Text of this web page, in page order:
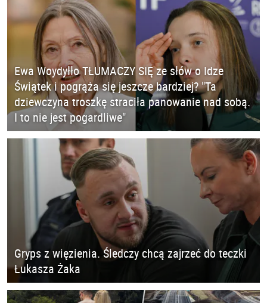
Ewa Woydyłło TŁUMACZY SIĘ ze słów o Idze
Świątek i pogrąża się jeszcze bardziej? "Ta
dziewczyna troszkę straciła panowanie nad sobą.
I to nie jest pogardliwe"
Gryps z więzienia. Śledczy chcą zajrzeć do teczki
Łukasza Żaka